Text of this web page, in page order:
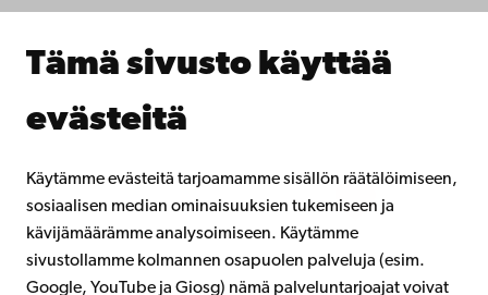
Tämä sivusto käyttää
evästeitä
Käytämme evästeitä tarjoamamme sisällön räätälöimiseen,
sosiaalisen median ominaisuuksien tukemiseen ja
kävijämäärämme analysoimiseen. Käytämme
sivustollamme kolmannen osapuolen palveluja (esim.
Google, YouTube ja Giosg) nämä palveluntarjoajat voivat
Åbo Akademin kirjasto
Lahjoita Åbo Akademille
Åbo Akademista
Facebook Instagram YouTube LinkedIn Blog Snapchat